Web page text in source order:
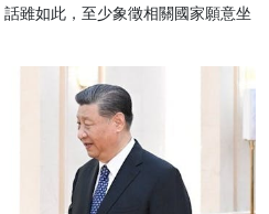
雖如此，至少象徵相關國家願意坐